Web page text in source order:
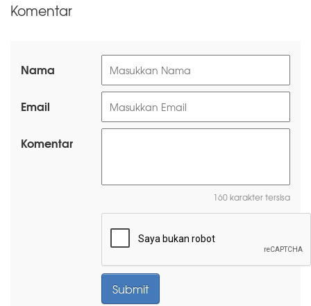
Komentar
Nama
Email
Komentar
160 karakter tersisa